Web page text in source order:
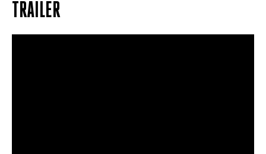
TRAILER